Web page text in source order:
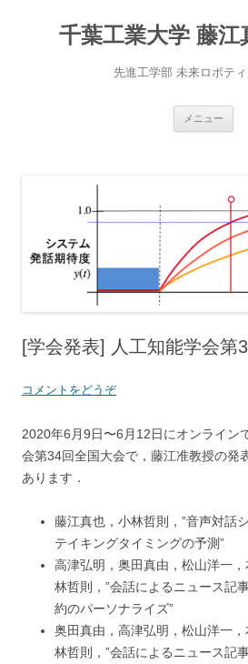
千葉工業大学 藤江
先進工学部 未来ロボテ
メニュー
動
[学会発表] 人工知能学会第
コメントをどうぞ
2020年6月9日〜6月12日にオンライン
会第34回全国大会で，藤江准教授の発
あります．
藤江真也，小林哲則，”音声対話
テイキングタイミングの予測”
高津弘明，奥田真由，松山洋一
林哲則，”会話によるニュース記
約のパーソナライズ”
奥田真由，高津弘明，松山洋一
林哲則，”会話によるニュース記